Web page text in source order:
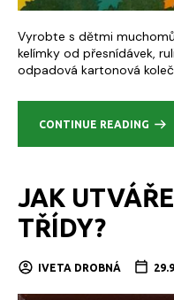
Vyrobte s dětmi
kelímky od přesnídávek,
odpadová kartonová
CONTINUE READING
JAK
TŘÍDY?
IVETA DROBNÁ